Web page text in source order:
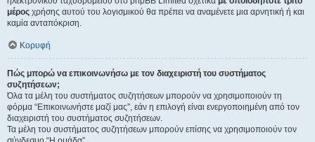
μέρος χρήσης αυτού του λογισμικού θα πρέπει να αναμένετε μια αρνητική ή και
καμία ανταπόκριση.
Κορυφή
Πώς μπορώ να επικοινωνήσω με τον διαχειριστή του συστήματος
συζητήσεων;
Όλα τα μέλη του συστήματος συζητήσεων μπορούν να χρησιμοποιούν τη
φόρμα “Επικοινωνήστε μαζί μας”, εάν η επιλογή είναι ενεργοποιημένη από τον
διαχειριστή του συστήματος συζητήσεων.
Τα μέλη του συστήματος συζητήσεων μπορούν επίσης να χρησιμοποιούν τον